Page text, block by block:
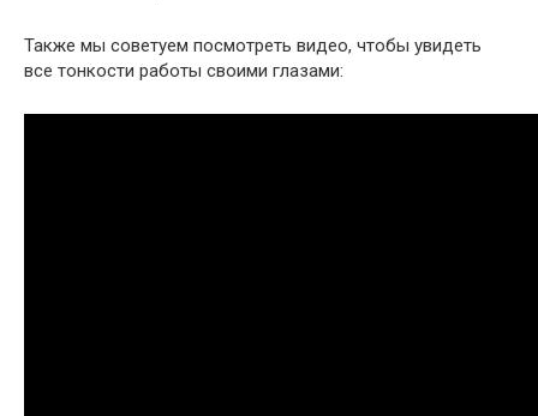
Также мы советуем посмотреть видео, чтобы увидеть
все тонкости работы своими глазами: